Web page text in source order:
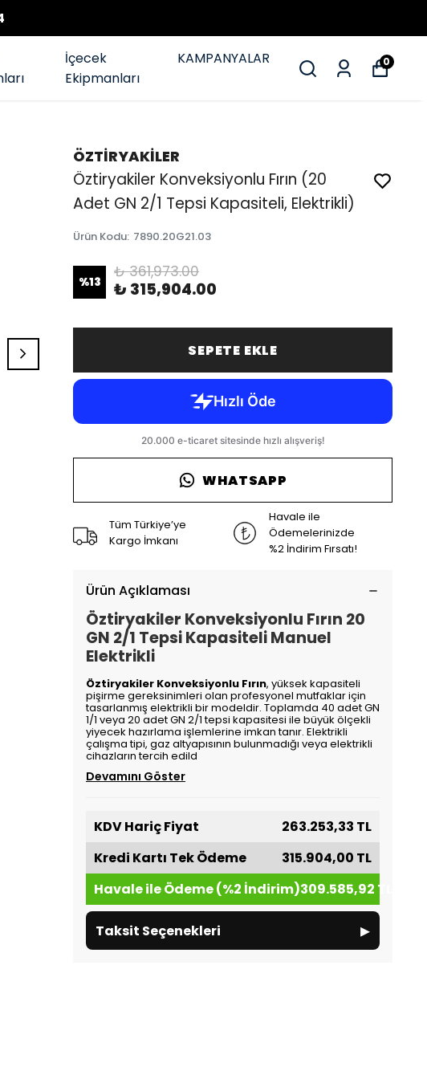
İçecek
Ekipmanları
KAMPANYALAR 0
ÖZTİRYAKİLER
Öztiryakiler Konveksiyonlu Fırın (20
Adet GN 2/1 Tepsi Kapasiteli, Elektrikli)
Ürün Kodu: 7890.20G21.03
%13
₺ 361,973.00
₺ 315,904.00
SEPETE EKLE
WHATSAPP
Tüm Türkiye’ye
Kargo İmkanı
Havale ile
Ödemelerinizde
%2 İndirim Fırsatı!
Ürün Açıklaması
Öztiryakiler Konveksiyonlu Fırın 20
GN 2/1 Tepsi Kapasiteli Manuel
Elektrikli
Öztiryakiler Konveksiyonlu Fırın, yüksek kapasiteli
pişirme gereksinimleri olan profesyonel mutfaklar için
tasarlanmış elektrikli bir modeldir. Toplamda 40 adet GN
1/1 veya 20 adet GN 2/1 tepsi kapasitesi ile büyük ölçekli
yiyecek hazırlama işlemlerine imkan tanır. Elektrikli
çalışma tipi, gaz altyapısının bulunmadığı veya elektrikli
cihazların tercih edild
Devamını Göster
KDV Hariç Fiyat
263.253,33 TL
Kredi Kartı Tek Ödeme
315.904,00 TL
Havale ile Ödeme (%2 İndirim)309.585,92 TL
Taksit Seçenekleri ▸